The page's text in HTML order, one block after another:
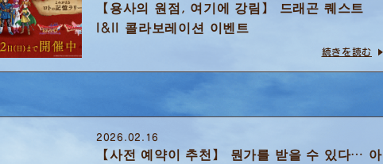
【용사의 원점, 여기에 강림】 드래곤 퀘스트
I&II 콜라보레이션 이벤트
続きを読む
2026.02.16
【사전 예약이 추천】 뭔가를 받을 수 있다… 아